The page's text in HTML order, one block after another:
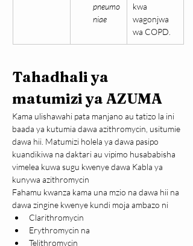
pneumo
niae
kwa
wagonjwa
wa COPD.
Tahadhali ya
matumizi ya AZUMA
Kama ulishawahi pata manjano au tatizo la ini
baada ya kutumia dawa azithromycin, usitumie
dawa hii. Matumizi holela ya dawa pasipo
kuandikiwa na daktari au vipimo husababisha
vimelea kuwa sugu kwenye dawa Kabla ya
kunywa azithromycin
Fahamu kwanza kama una mzio na dawa hii na
dawa zingine kwenye kundi moja ambazo ni
Clarithromycin
Erythromycin na
Telithromycin